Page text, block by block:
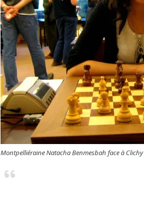
Montpelliéraine Natacha Benmesbah face à Clichy